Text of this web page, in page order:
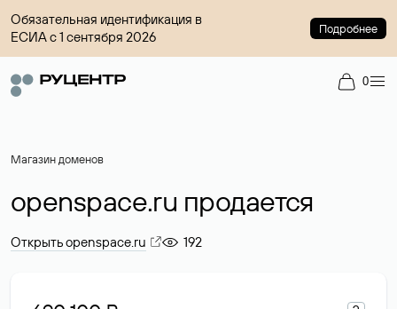
Обязательная идентификация в
ЕСИА с 1 сентября 2026
Подробнее
0
Магазин доменов
openspace.ru продается
Открыть openspace.ru 192